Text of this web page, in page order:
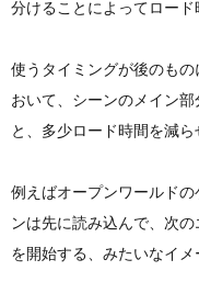
分けることによってロード
使うタイミングが後のも
おいて、シーンのメイン
と、多少ロード時間を減ら
例えばオープンワールド
ンは先に読み込んで、次
を開始する、みたいなイメ